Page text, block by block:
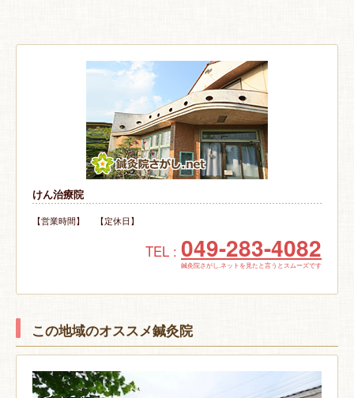
けん治療院
【営業時間】 【定休日】
TEL : 049-283-4082
鍼灸院さがし.ネットを見たと言うとスムーズです
この地域のオススメ鍼灸院